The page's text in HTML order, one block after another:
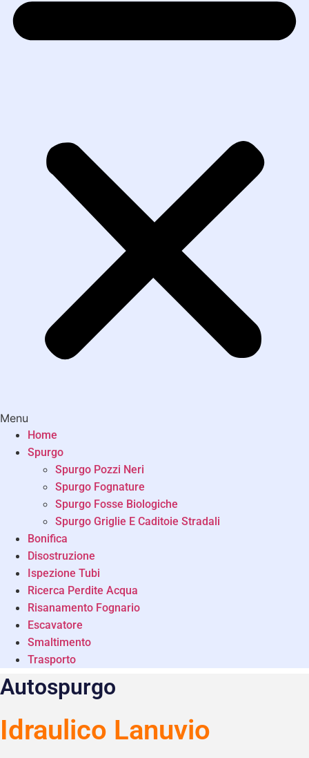
Menu
Home
Spurgo
Spurgo Pozzi Neri
Spurgo Fognature
Spurgo Fosse Biologiche
Spurgo Griglie E Caditoie Stradali
Bonifica
Disostruzione
Ispezione Tubi
Ricerca Perdite Acqua
Risanamento Fognario
Escavatore
Smaltimento
Trasporto
Autospurgo
Idraulico Lanuvio